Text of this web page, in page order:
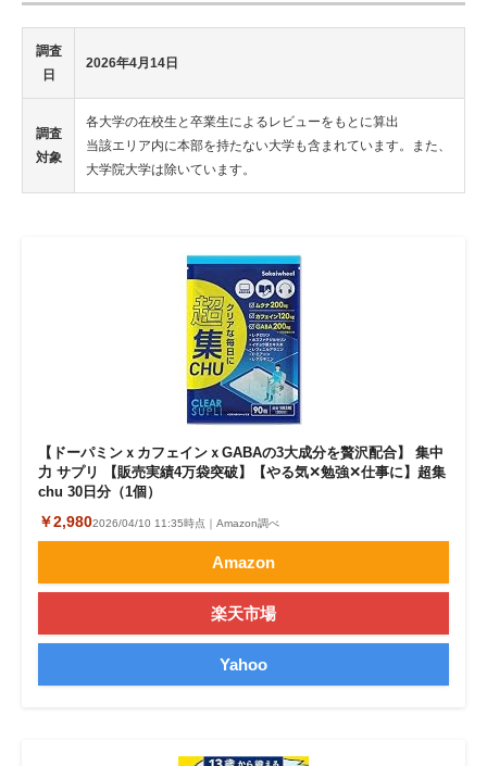
調査
日
2026年4月14日
調査
対象
各大学の在校生と卒業生によるレビューをもとに算出
当該エリア内に本部を持たない大学も含まれています。また、
大学院大学は除いています。
【ドーパミンｘカフェインｘGABAの3大成分を贅沢配合】 集中
力 サプリ 【販売実績4万袋突破】【やる気✕勉強✕仕事に】超集
chu 30日分（1個）
￥2,9802026/04/10 11:35時点｜Amazon調べ
Amazon
楽天市場
Yahoo